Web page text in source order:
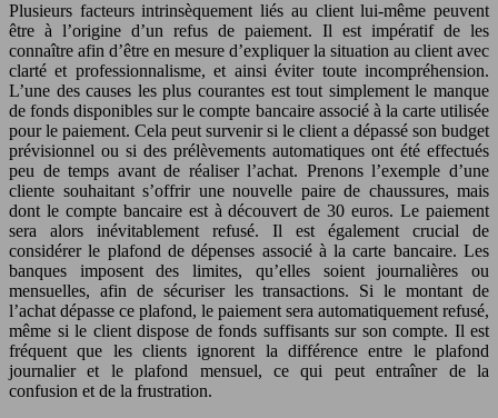
Plusieurs facteurs intrinsèquement liés au client lui-même peuvent
être à l’origine d’un refus de paiement. Il est impératif de les
connaître afin d’être en mesure d’expliquer la situation au client avec
clarté et professionnalisme, et ainsi éviter toute incompréhension.
L’une des causes les plus courantes est tout simplement le manque
de fonds disponibles sur le compte bancaire associé à la carte utilisée
pour le paiement. Cela peut survenir si le client a dépassé son budget
prévisionnel ou si des prélèvements automatiques ont été effectués
peu de temps avant de réaliser l’achat. Prenons l’exemple d’une
cliente souhaitant s’offrir une nouvelle paire de chaussures, mais
dont le compte bancaire est à découvert de 30 euros. Le paiement
sera alors inévitablement refusé. Il est également crucial de
considérer le plafond de dépenses associé à la carte bancaire. Les
banques imposent des limites, qu’elles soient journalières ou
mensuelles, afin de sécuriser les transactions. Si le montant de
l’achat dépasse ce plafond, le paiement sera automatiquement refusé,
même si le client dispose de fonds suffisants sur son compte. Il est
fréquent que les clients ignorent la différence entre le plafond
journalier et le plafond mensuel, ce qui peut entraîner de la
confusion et de la frustration.